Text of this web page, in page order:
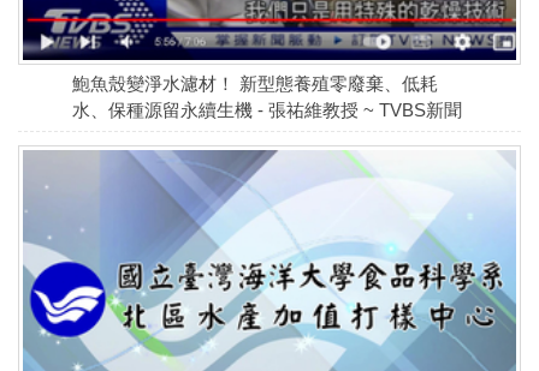
鮑魚殼變淨水濾材！ 新型態養殖零廢棄、低耗
水、保種源留永續生機 - 張祐維教授 ~ TVBS新聞